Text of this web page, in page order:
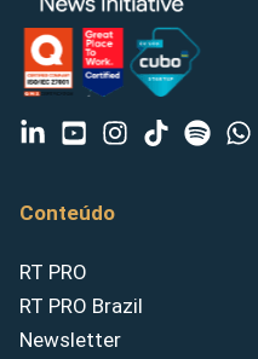
Conteúdo
RT PRO
RT PRO Brazil
Newsletter